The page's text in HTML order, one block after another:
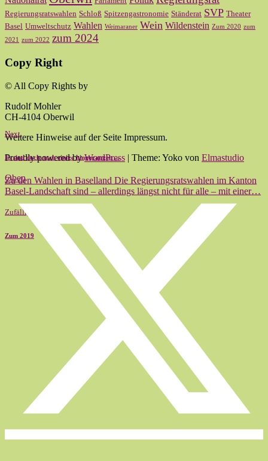
Regierungsratswahlen Schloß Spitzengastronomie Ständerat SVP Theater
Basel Umweltschutz Wahlen Weimaraner Wein Wildenstein Zum 2020 zum
2021
zum 2022 zum 2024
Copy Right
© All Copy Rights by
Rudolf Mohler
CH-4104 Oberwil
Weitere Hinweise auf der Seite Impressum.
Proudly powered byWordPress | Theme: Yoko von Elmastudio
Oben
Next
Es sind doch noch einige hingegangen ...
Zu den Wahlen in Baselland Die Regierungsratswahlen im Kanton
Basel-Landschaft sind – allerdings längst nicht für alle – mit einer…
Zufällig
Zum 2019